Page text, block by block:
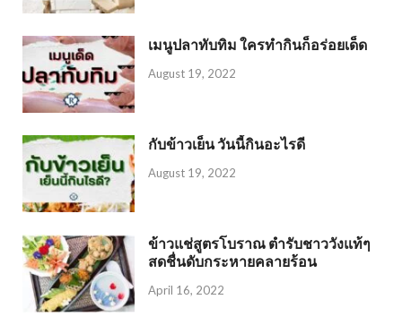
เมนูปลาทับทิม ใครทำกินก็อร่อยเด็ด
August 19, 2022
กับข้าวเย็น วันนี้กินอะไรดี
August 19, 2022
ข้าวแช่สูตรโบราณ ตำรับชาววังแท้ๆ
สดชื่นดับกระหายคลายร้อน
April 16, 2022